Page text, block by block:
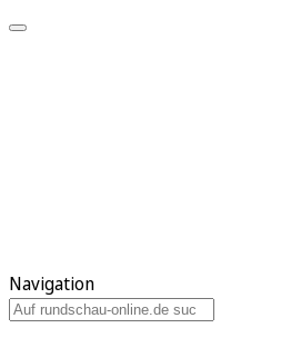
Navigation